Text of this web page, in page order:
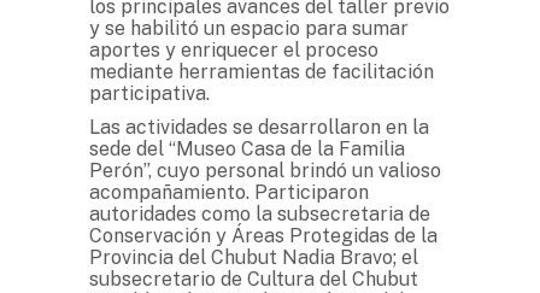
los principales avances del taller previo
y se habilitó un espacio para sumar
aportes y enriquecer el proceso
mediante herramientas de facilitación
participativa.
Las actividades se desarrollaron en la
sede del “Museo Casa de la Familia
Perón”, cuyo personal brindó un valioso
acompañamiento. Participaron
autoridades como la subsecretaria de
Conservación y Áreas Protegidas de la
Provincia del Chubut Nadia Bravo; el
subsecretario de Cultura del Chubut